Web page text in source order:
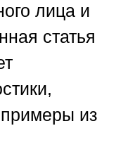
лица и
статья
из